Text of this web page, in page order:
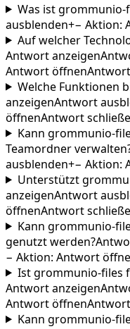
Was ist grommunio-
ausblenden+− Aktion:
Auf welcher
Antwort anzeigen
Antwort öffnen
Welche Funktionen
anzeigenAntwort
öffnenAntwort
Kann grommunio-
Teamordner
ausblenden+− Aktion:
Unterstützt
anzeigenAntwort
öffnenAntwort
Kann grommunio-
genutzt werden?
− Aktion: Antwort
Ist grommunio-files
Antwort anzeigen
Antwort öffnen
Kann grommunio-